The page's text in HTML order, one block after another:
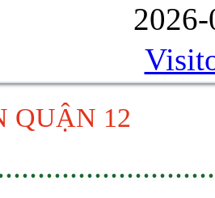
QUẬN 12